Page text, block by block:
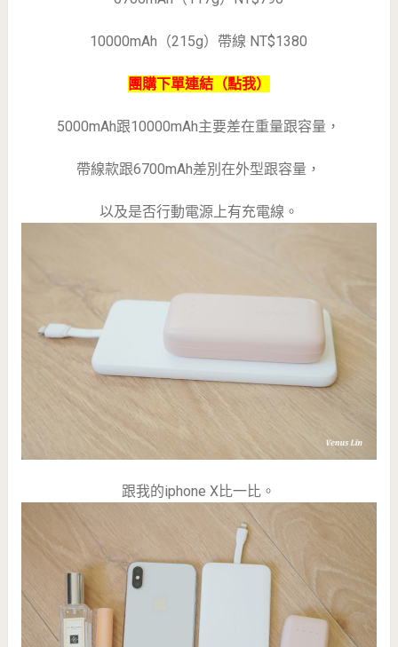
10000mAh（215g）帶線 NT$1380
團購下單連結（點我）
5000mAh跟10000mAh主要差在重量跟容量，
帶線款跟6700mAh差別在外型跟容量，
以及是否行動電源上有充電線。
跟我的iphone X比一比。